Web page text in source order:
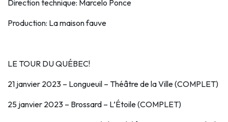
Direction technique: Marcelo Ponce
Production: La maison fauve
LE TOUR DU QUÉBEC!
21 janvier 2023 – Longueuil – Théâtre de la Ville (COMPLET)
25 janvier 2023 – Brossard – L’Étoile (COMPLET)